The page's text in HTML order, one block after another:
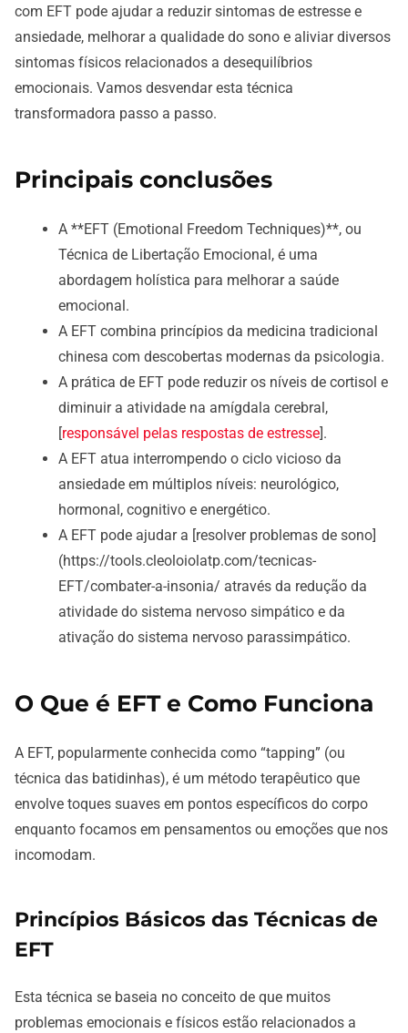
com EFT pode ajudar a reduzir sintomas de estresse e
ansiedade, melhorar a qualidade do sono e aliviar diversos
sintomas físicos relacionados a desequilíbrios
emocionais. Vamos desvendar esta técnica
transformadora passo a passo.
Principais conclusões
A **EFT (Emotional Freedom Techniques)**, ou
Técnica de Libertação Emocional, é uma
abordagem holística para melhorar a saúde
emocional.
A EFT combina princípios da medicina tradicional
chinesa com descobertas modernas da psicologia.
A prática de EFT pode reduzir os níveis de cortisol e
diminuir a atividade na amígdala cerebral,
[responsável pelas respostas de estresse].
A EFT atua interrompendo o ciclo vicioso da
ansiedade em múltiplos níveis: neurológico,
hormonal, cognitivo e energético.
A EFT pode ajudar a [resolver problemas de sono]
(https://tools.cleoloiolatp.com/tecnicas-
EFT/combater-a-insonia/ através da redução da
atividade do sistema nervoso simpático e da
ativação do sistema nervoso parassimpático.
O Que é EFT e Como Funciona
A EFT, popularmente conhecida como “tapping” (ou
técnica das batidinhas), é um método terapêutico que
envolve toques suaves em pontos específicos do corpo
enquanto focamos em pensamentos ou emoções que nos
incomodam.
Princípios Básicos das Técnicas de
EFT
Esta técnica se baseia no conceito de que muitos
problemas emocionais e físicos estão relacionados a